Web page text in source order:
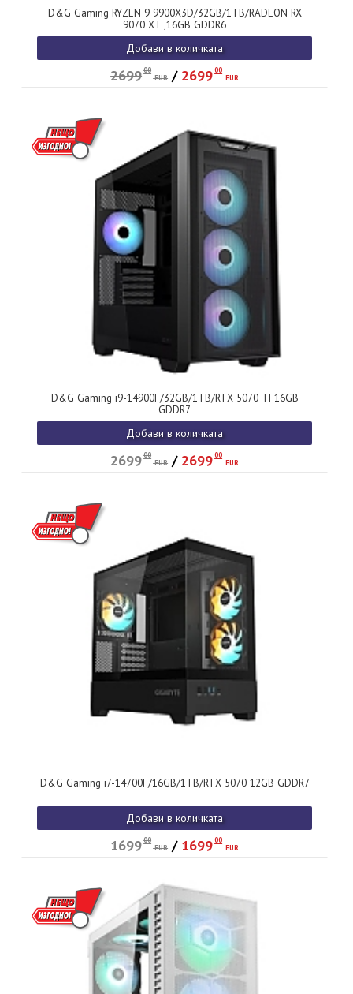
D&G Gaming RYZEN 9 9900X3D/32GB/1TB/RADEON RX
9070 XT ,16GB GDDR6
Добави в количката
269900
EUR / 269900
EUR
D&G Gaming i9-14900F/32GB/1TB/RTX 5070 TI 16GB
GDDR7
Добави в количката
269900
EUR / 269900
EUR
D&G Gaming i7-14700F/16GB/1TB/RTX 5070 12GB GDDR7
Добави в количката
169900
EUR / 169900
EUR